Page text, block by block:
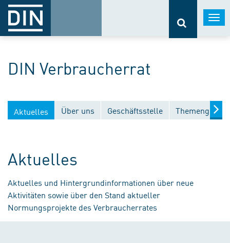
DIN Verbraucherrat
Aktuelles Über uns Geschäftsstelle
Aktuelles
Aktuelles und Hintergrundinformationen über neue
Aktivitäten sowie über den Stand aktueller
Normungsprojekte des Verbraucherrates